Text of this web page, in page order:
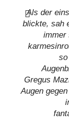
Als der
blickte, sah
immer
so
Gregus
Augen